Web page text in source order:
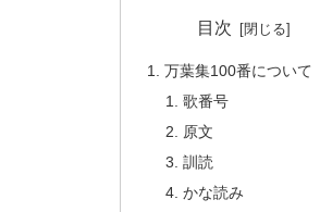
目次
万葉集100番について
歌番号
原文
訓読
かな読み